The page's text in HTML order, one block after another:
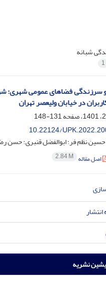
شبانه
1
سرزندگی فضاهای عمومی شهری:
در خیابان ولیعصر تهران
131-148
10.22124/
نظم فر؛ ابوالفضل قنبری؛ حسن
اصل مقاله 2.84 M
انتشار
نشریه